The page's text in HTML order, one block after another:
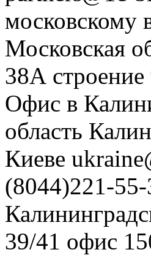
московскому
Московская
38А строение
Офис в
область
Киеве
(8044)221-55-
39/41 офис